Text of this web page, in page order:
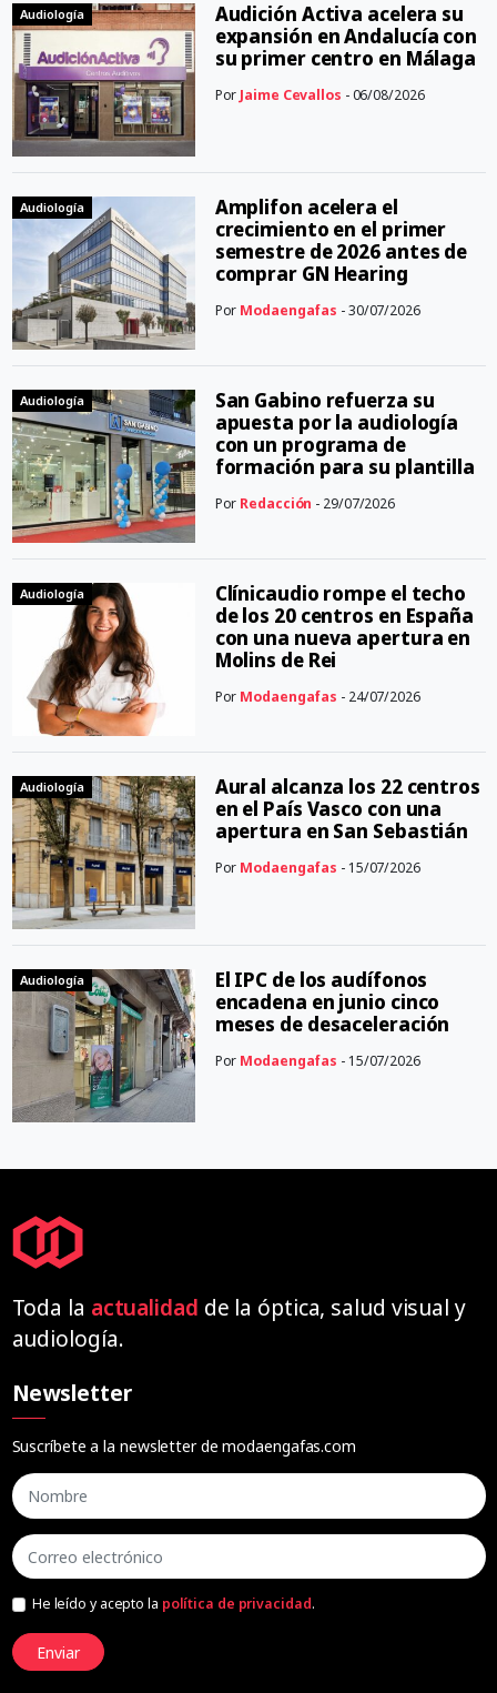
Audiología
Audición Activa acelera su
expansión en Andalucía con
su primer centro en Málaga
Por Jaime Cevallos - 06/08/2026
Audiología
Amplifon acelera el
crecimiento en el primer
semestre de 2026 antes de
comprar GN Hearing
Por Modaengafas - 30/07/2026
Audiología
San Gabino refuerza su
apuesta por la audiología
con un programa de
formación para su plantilla
Por Redacción - 29/07/2026
Audiología
Clínicaudio rompe el techo
de los 20 centros en España
con una nueva apertura en
Molins de Rei
Por Modaengafas - 24/07/2026
Audiología
Aural alcanza los 22 centros
en el País Vasco con una
apertura en San Sebastián
Por Modaengafas - 15/07/2026
Audiología
El IPC de los audífonos
encadena en junio cinco
meses de desaceleración
Por Modaengafas - 15/07/2026
Toda la actualidad de la óptica, salud visual y
audiología.
Newsletter
Suscríbete a la newsletter de modaengafas.com
He leído y acepto la política de privacidad.
Enviar